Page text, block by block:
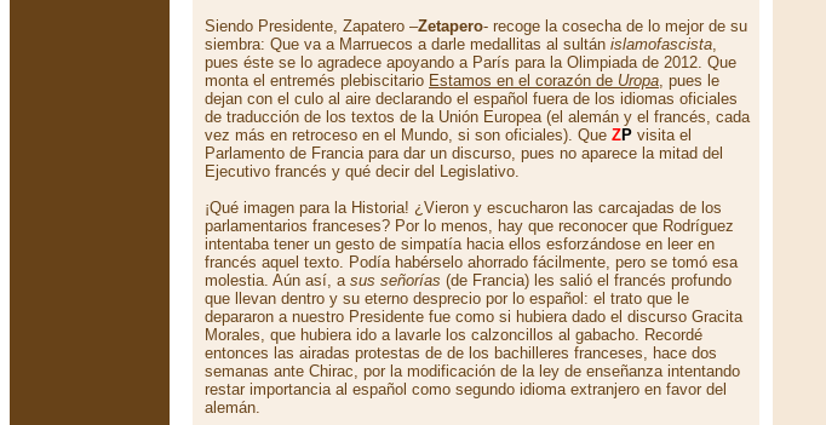
Siendo Presidente, Zapatero –Zetapero- recoge la cosecha de lo mejor de su
siembra: Que va a Marruecos a darle medallitas al sultán islamofascista,
pues éste se lo agradece apoyando a París para la Olimpiada de 2012. Que
monta el entremés plebiscitario Estamos en el corazón de Uropa, pues le
dejan con el culo al aire declarando el español fuera de los idiomas oficiales
de traducción de los textos de la Unión Europea (el alemán y el francés, cada
vez más en retroceso en el Mundo, si son oficiales). Que ZP visita el
Parlamento de Francia para dar un discurso, pues no aparece la mitad del
Ejecutivo francés y qué decir del Legislativo.
¡Qué imagen para la Historia! ¿Vieron y escucharon las carcajadas de los
parlamentarios franceses? Por lo menos, hay que reconocer que Rodríguez
intentaba tener un gesto de simpatía hacia ellos esforzándose en leer en
francés aquel texto. Podía habérselo ahorrado fácilmente, pero se tomó esa
molestia. Aún así, a sus señorías (de Francia) les salió el francés profundo
que llevan dentro y su eterno desprecio por lo español: el trato que le
depararon a nuestro Presidente fue como si hubiera dado el discurso Gracita
Morales, que hubiera ido a lavarle los calzoncillos al gabacho. Recordé
entonces las airadas protestas de de los bachilleres franceses, hace dos
semanas ante Chirac, por la modificación de la ley de enseñanza intentando
restar importancia al español como segundo idioma extranjero en favor del
alemán.